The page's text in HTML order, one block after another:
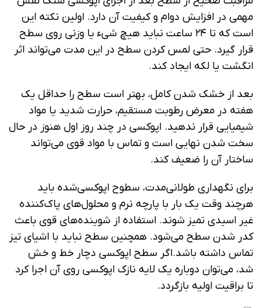
مهمی در افزایش دوام و کیفیت آن دارد. اولین نکته این
است که تا ۲۴ ساعت نباید هیچ شیء یا وزنی روی سطح
قرار گیرد. حتی لمس کردن سطح در این مدت می‌تواند اثر
انگشت یا لکه ایجاد کند.
بعد از خشک شدن کامل، بهتر است سطح را حداقل یک
هفته در معرض رطوبت مستقیم، حرارت شدید یا مواد
شیمیایی قرار ندهید. اپوکسی در چند روز اول هنوز در حال
سخت شدن نهایی است و تماس با مواد قوی می‌تواند
ساختار آن را ضعیف کند.
برای نگهداری طولانی‌مدت، سطوح اپوکسی‌شده باید
هرچند وقت یک بار با پارچه نرم و محلول‌های پاک‌کننده
غیر اسیدی تمیز شوند. استفاده از شوینده‌های قوی باعث
کدر شدن سطح می‌شود. همچنین سطح نباید با اشیای تیز
تماس داشته باشد.اگر سطح اپوکسی دچار خط و خش
شد، می‌توان دوباره یک لایه نازک اپوکسی روی آن اجرا کرد
تا براقیت اولیه بازگردد.